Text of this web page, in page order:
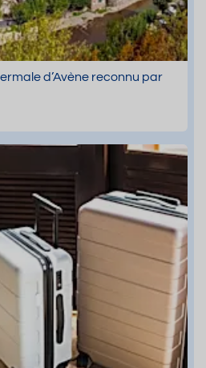
d’Avène reconnu par